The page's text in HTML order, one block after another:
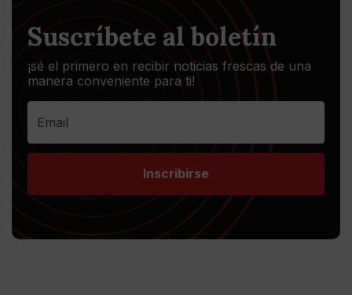
Suscríbete al boletín
¡sé el primero en recibir noticias frescas de una
manera conveniente para ti!
Inscribirse